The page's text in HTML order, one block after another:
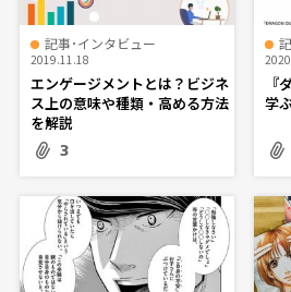
記事･インタビュー
2019.11.18
エンゲージメントとは？ビジネ
ス上の意味や種類・高める方法
を解説
3
『
学